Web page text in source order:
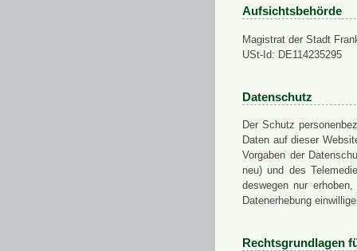
Aufsichtsbehörde
Magistrat der Stadt
USt-Id: DE114235295
Datenschutz
Der Schutz
Daten auf dieser
Vorgaben der
neu) und des
deswegen nur
Datenerhebung
Rechtsgrundlagen